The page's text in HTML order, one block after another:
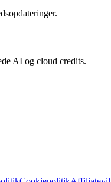
AI og cloud credits.